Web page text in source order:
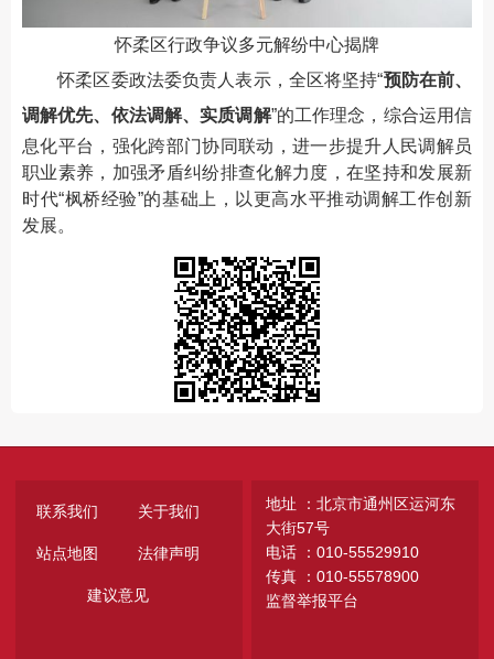
怀柔区行政争议多元解纷中心揭牌
怀柔区委政法委负责人表示，全区将坚持“预防在前、
调解优先、依法调解、实质调解”的工作理念，综合运用信
息化平台，强化跨部门协同联动，进一步提升人民调解员
职业素养，加强矛盾纠纷排查化解力度，在坚持和发展新
时代“枫桥经验”的基础上，以更高水平推动调解工作创新
发展。
联系我们 关于我们
站点地图 法律声明
建议意见
地址 ：北京市通州区运河东
大街57号
电话 ：010-55529910
传真 ：010-55578900
监督举报平台